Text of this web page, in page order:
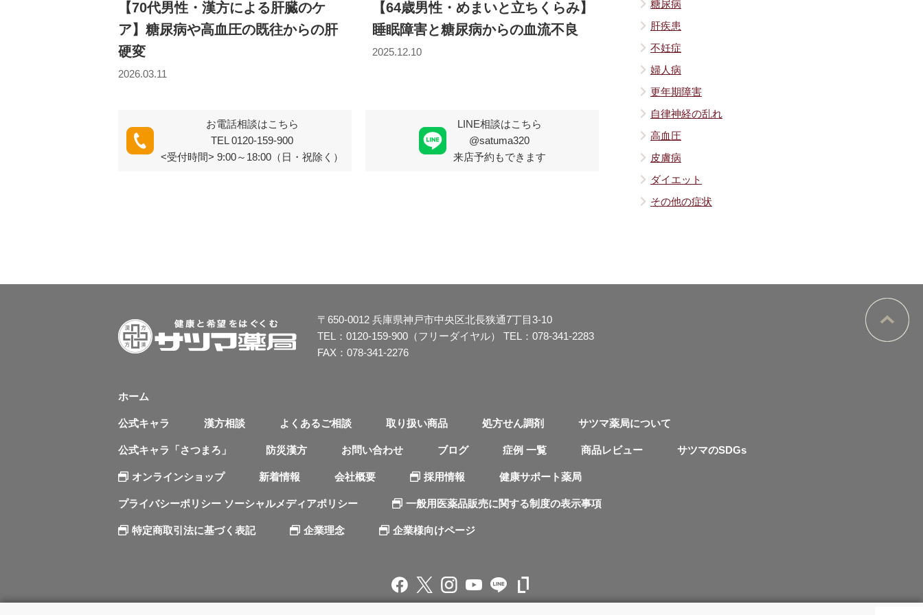
【70代男性・漢方による肝臓のケ
ア】糖尿病や高血圧の既往からの肝
硬変
2026.03.11
【64歳男性・めまいと立ちくらみ】
睡眠障害と糖尿病からの血流不良
2025.12.10
お電話相談はこちら
TEL 0120-159-900
<受付時間> 9:00～18:00（日・祝除く）
LINE相談はこちら
@satuma320
来店予約もできます
糖尿病
肝疾患
不妊症
婦人病
更年期障害
自律神経の乱れ
高血圧
皮膚病
ダイエット
その他の症状
〒650-0012 兵庫県神戸市中央区北長狭通7丁目3-10
TEL： 0120-159-900（フリーダイヤル） TEL： 078-341-2283
FAX：078-341-2276
ホーム
公式キャラ 漢方相談 よくあるご相談 取り扱い商品 処方せん調剤 サツマ薬局について
公式キャラ「さつまろ」 防災漢方 お問い合わせ ブログ 症例 一覧 商品レビュー サツマのSDGs
オンラインショップ 新着情報 会社概要 採用情報 健康サポート薬局
プライバシーポリシー ソーシャルメディアポリシー 一般用医薬品販売に関する制度の表示事項
特定商取引法に基づく表記 企業理念 企業様向けページ